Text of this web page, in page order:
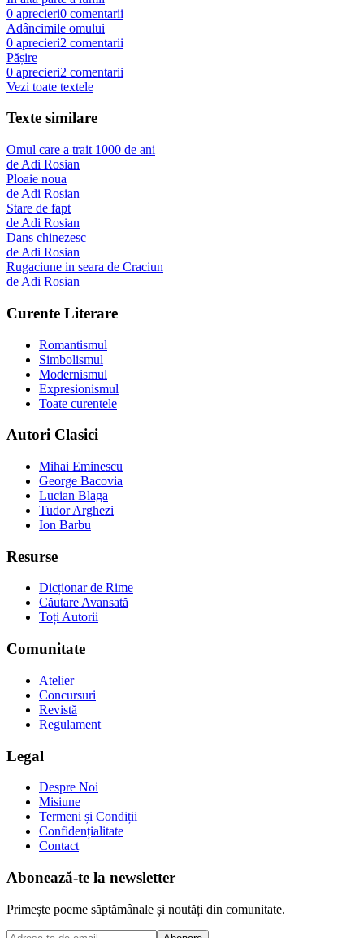
0 aprecieri0 comentarii
Adâncimile omului
0 aprecieri2 comentarii
Pășire
0 aprecieri2 comentarii
Vezi toate textele
Texte similare
Omul care a trait 1000 de ani
de Adi Rosian
Ploaie noua
de Adi Rosian
Stare de fapt
de Adi Rosian
Dans chinezesc
de Adi Rosian
Rugaciune in seara de Craciun
de Adi Rosian
Curente Literare
Romantismul
Simbolismul
Modernismul
Expresionismul
Toate curentele
Autori Clasici
Mihai Eminescu
George Bacovia
Lucian Blaga
Tudor Arghezi
Ion Barbu
Resurse
Dicționar de Rime
Căutare Avansată
Toți Autorii
Comunitate
Atelier
Concursuri
Revistă
Regulament
Legal
Despre Noi
Misiune
Termeni și Condiții
Confidențialitate
Contact
Abonează-te la newsletter
Primește poeme săptămânale și noutăți din comunitate.